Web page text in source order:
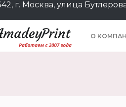
г. Москва, улица
О